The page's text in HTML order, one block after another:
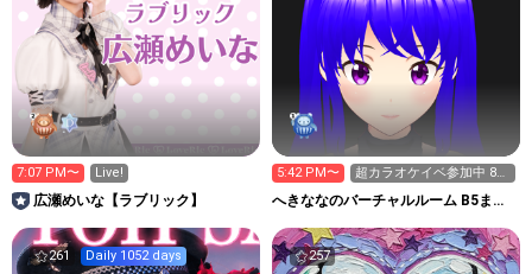
7:07 PM〜 Live!
広瀬めいな【ラブリック】
5:42 PM〜
超カラオケイベ参加中 87
曲から
へきななのバーチャルルーム B5まで
261 Daily 1052 days 257